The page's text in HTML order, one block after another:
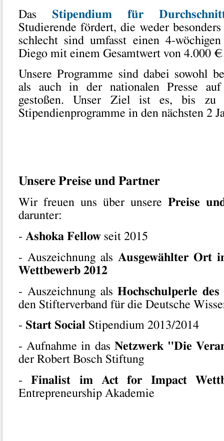
Das Stipendium für
Studierende fördert, die weder
schlecht sind umfasst einen 4-
Diego mit einem Gesamtwert von 4.000
Unsere Programme sind dabei sowohl
als auch in der nationalen Presse auf
gestoßen. Unser Ziel ist es, bis zu
Stipendienprogramme in den nächsten 2
Unsere Preise und Partner
Wir freuen uns über unserePreise
darunter:
- Ashoka Fellow seit 2015
- Auszeichnung als Ausgewählter Ort
Wettbewerb 2012
- Auszeichnung alsHochschulperle
den Stifterverband für die Deutsche
- Start Social Stipendium 2013/2014
- Aufnahme in das Netzwerk "Die
der Robert Bosch Stiftung
-Finalist im Act for Impact
Entrepreneurship Akademie